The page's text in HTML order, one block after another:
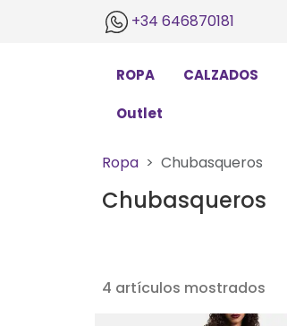
+34 646870181
ROPA CALZADOS
Outlet
Ropa Chubasqueros
Chubasqueros
4 artículos mostrados